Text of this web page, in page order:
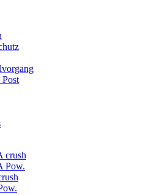
crush
Pow.